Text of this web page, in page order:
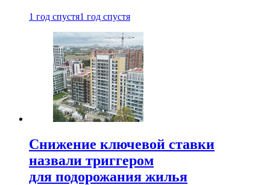
1 год спустя1 год спустя
Снижение ключевой ставки
назвали триггером
для подорожания жилья